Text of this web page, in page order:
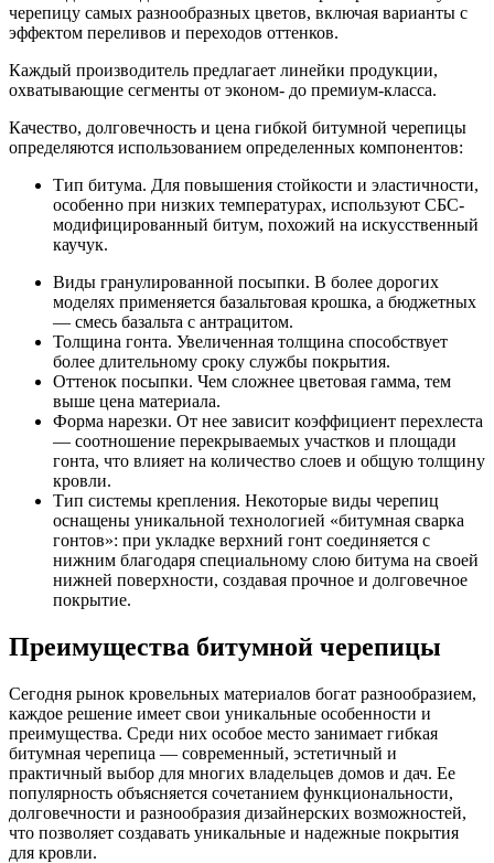
черепицу самых разнообразных цветов, включая варианты с
эффектом переливов и переходов оттенков.
Каждый производитель предлагает линейки продукции,
охватывающие сегменты от эконом- до премиум-класса.
Качество, долговечность и цена гибкой битумной черепицы
определяются использованием определенных компонентов:
Тип битума. Для повышения стойкости и эластичности,
особенно при низких температурах, используют СБС-
модифицированный битум, похожий на искусственный
каучук.
Виды гранулированной посыпки. В более дорогих
моделях применяется базальтовая крошка, а бюджетных
— смесь базальта с антрацитом.
Толщина гонта. Увеличенная толщина способствует
более длительному сроку службы покрытия.
Оттенок посыпки. Чем сложнее цветовая гамма, тем
выше цена материала.
Форма нарезки. От нее зависит коэффициент перехлеста
— соотношение перекрываемых участков и площади
гонта, что влияет на количество слоев и общую толщину
кровли.
Тип системы крепления. Некоторые виды черепиц
оснащены уникальной технологией «битумная сварка
гонтов»: при укладке верхний гонт соединяется с
нижним благодаря специальному слою битума на своей
нижней поверхности, создавая прочное и долговечное
покрытие.
Преимущества битумной черепицы
Сегодня рынок кровельных материалов богат разнообразием,
каждое решение имеет свои уникальные особенности и
преимущества. Среди них особое место занимает гибкая
битумная черепица — современный, эстетичный и
практичный выбор для многих владельцев домов и дач. Ее
популярность объясняется сочетанием функциональности,
долговечности и разнообразия дизайнерских возможностей,
что позволяет создавать уникальные и надежные покрытия
для кровли.